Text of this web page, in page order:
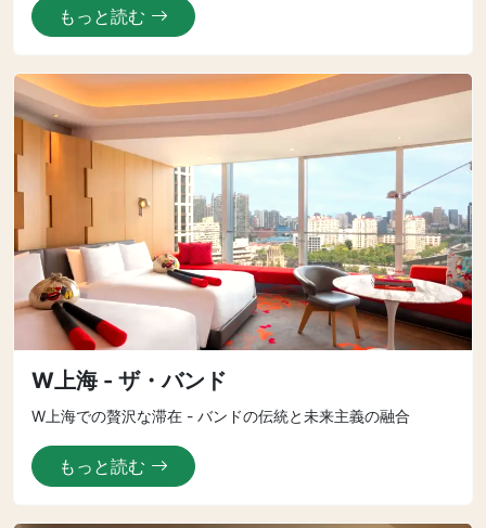
もっと読む
W上海 - ザ・バンド
W上海での贅沢な滞在 - バンドの伝統と未来主義の融合
もっと読む